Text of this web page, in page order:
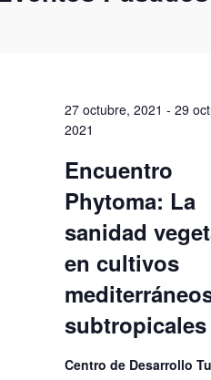
27 octubre, 2021 - 29
2021
Encuentro
Phytoma: La
sanidad
en cultivos
subtropicales
Centro de Desarrollo